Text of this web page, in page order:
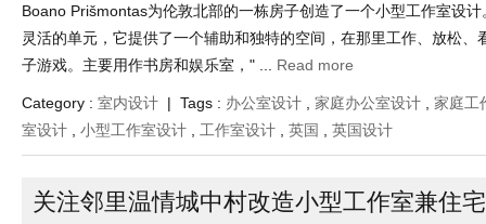
Boano Prišmontas为伦敦北部的一栋房子创造了一个小型工作室设
灵活的单元，它提供了一个辅助和独特的空间，在那里工作、放松、
子游戏。主要用作书房和娱乐室，" ... Read more
Category : 室内设计 | Tags : 办公室设计 家庭办公室设计
家庭工
室设计
小型工作室设计 工作室设计 英国 英国设计
关注邻里温情城中村改造小型工作室兼住